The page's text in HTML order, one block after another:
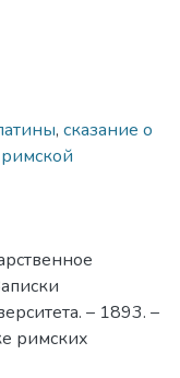
, сказание о
– 1893. –
римских